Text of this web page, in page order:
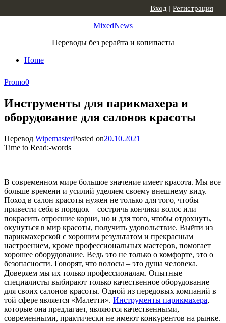
MixedNews
Переводы без рерайта и копипасты
Home
Вход | Регистрация
Promo0
Инструменты для парикмахера и
оборудование для салонов красоты
Перевод WipemasterPosted on20.10.2021
Time to Read:-words
В современном мире большое значение имеет красота. Мы все
больше времени и усилий уделяем своему внешнему виду.
Поход в салон красоты нужен не только для того, чтобы
привести себя в порядок – состричь кончики волос или
покрасить отросшие корни, но и для того, чтобы отдохнуть,
окунуться в мир красоты, получить удовольствие. Выйти из
парикмахерской с хорошим результатом и прекрасным
настроением, кроме профессиональных мастеров, помогает
хорошее оборудование. Ведь это не только о комфорте, это о
безопасности. Говорят, что волосы – это душа человека.
Доверяем мы их только профессионалам. Опытные
специалисты выбирают только качественное оборудование
для своих салонов красоты. Одной из передовых компаний в
той сфере является «Малетти». Инструменты парикмахера,
которые она предлагает, являются качественными,
современными, практически не имеют конкурентов на рынке.